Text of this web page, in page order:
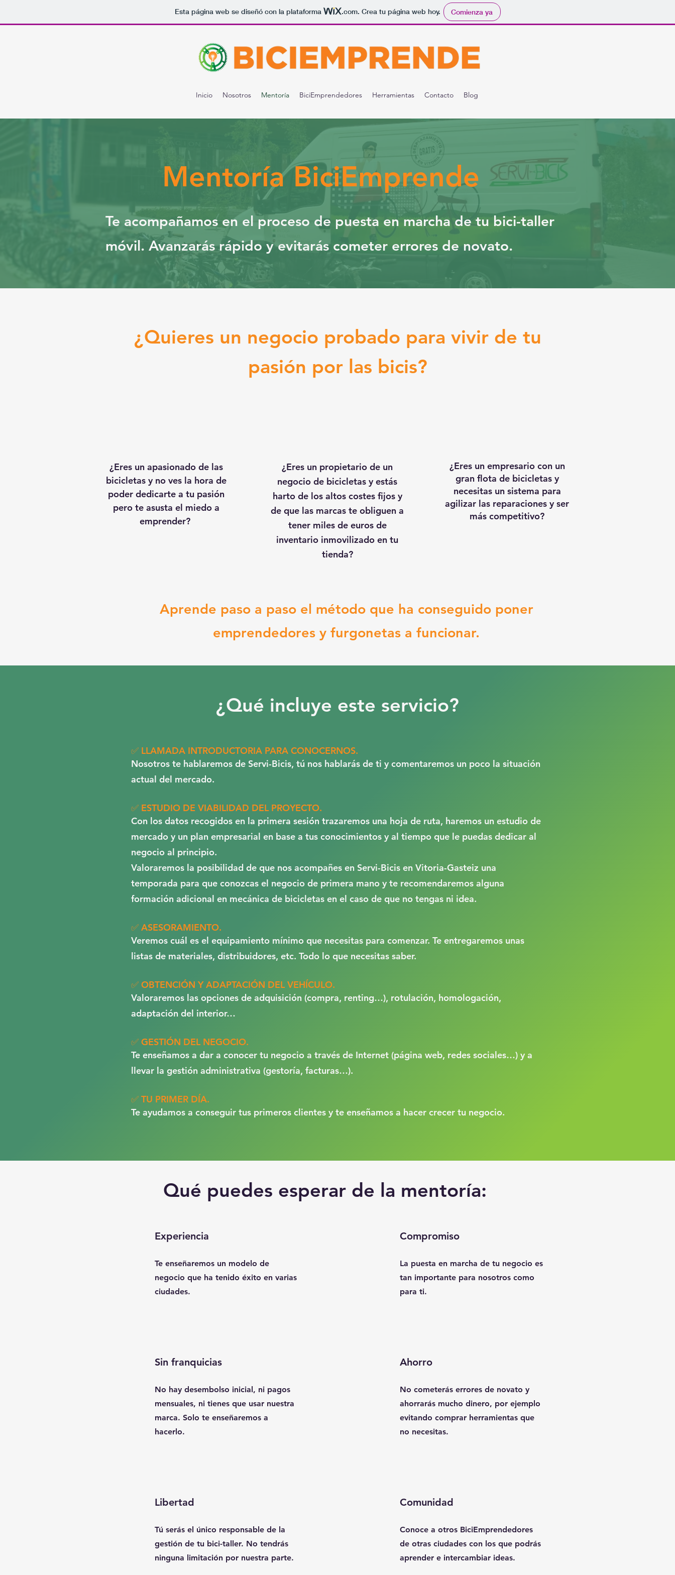
Esta página web se diseñó con la plataforma .com. Crea tu página web hoy. Comienza ya
Inicio Nosotros Mentoría BiciEmprendedores Herramientas Contacto Blog
Mentoría BiciEmprende
Te acompañamos en el proceso de puesta en marcha de tu bici-taller
móvil. Avanzarás rápido y evitarás cometer errores de novato.
¿Quieres un negocio probado para vivir de tu
pasión por las bicis?
¿Eres un apasionado de las
bicicletas y no ves la hora de
poder dedicarte a tu pasión
pero te asusta el miedo a
emprender?
¿Eres un propietario de un
negocio de bicicletas y estás
harto de los altos costes fijos y
de que las marcas te obliguen a
tener miles de euros de
inventario inmovilizado en tu
tienda?
¿Eres un empresario con un
gran flota de bicicletas y
necesitas un sistema para
agilizar las reparaciones y ser
más competitivo?
Aprende paso a paso el método que ha conseguido poner
emprendedores y furgonetas a funcionar.
¿Qué incluye este servicio?
✅ LLAMADA INTRODUCTORIA PARA CONOCERNOS.
Nosotros te hablaremos de Servi-Bicis, tú nos hablarás de ti y comentaremos un poco la situación
actual del mercado.
✅ ESTUDIO DE VIABILIDAD DEL PROYECTO.
Con los datos recogidos en la primera sesión trazaremos una hoja de ruta, haremos un estudio de
mercado y un plan empresarial en base a tus conocimientos y al tiempo que le puedas dedicar al
negocio al principio.
Valoraremos la posibilidad de que nos acompañes en Servi-Bicis en Vitoria-Gasteiz una
temporada para que conozcas el negocio de primera mano y te recomendaremos alguna
formación adicional en mecánica de bicicletas en el caso de que no tengas ni idea.
✅ ASESORAMIENTO.
Veremos cuál es el equipamiento mínimo que necesitas para comenzar. Te entregaremos unas
listas de materiales, distribuidores, etc. Todo lo que necesitas saber.
✅ OBTENCIÓN Y ADAPTACIÓN DEL VEHÍCULO.
Valoraremos las opciones de adquisición (compra, renting…), rotulación, homologación,
adaptación del interior…
✅ GESTIÓN DEL NEGOCIO.
Te enseñamos a dar a conocer tu negocio a través de Internet (página web, redes sociales…) y a
llevar la gestión administrativa (gestoría, facturas…).
✅ TU PRIMER DÍA.
Te ayudamos a conseguir tus primeros clientes y te enseñamos a hacer crecer tu negocio.
Qué puedes esperar de la mentoría:
Experiencia
Te enseñaremos un modelo de
negocio que ha tenido éxito en varias
ciudades.
Sin franquicias
No hay desembolso inicial, ni pagos
mensuales, ni tienes que usar nuestra
marca. Solo te enseñaremos a
hacerlo.
Libertad
Tú serás el único responsable de la
gestión de tu bici-taller. No tendrás
ninguna limitación por nuestra parte.
Compromiso
La puesta en marcha de tu negocio es
tan importante para nosotros como
para ti.
Ahorro
No cometerás errores de novato y
ahorrarás mucho dinero, por ejemplo
evitando comprar herramientas que
no necesitas.
Comunidad
Conoce a otros BiciEmprendedores
de otras ciudades con los que podrás
aprender e intercambiar ideas.